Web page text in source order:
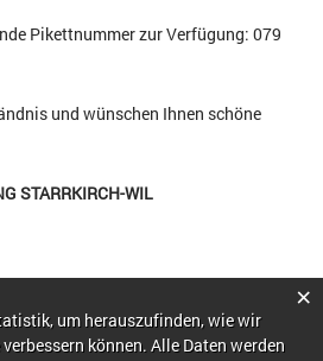
Pikettnummer zur Verfügung: 079
und wünschen Ihnen schöne
STARRKIRCH-WIL
um herauszufinden, wie wir
können. Alle Daten werden
×